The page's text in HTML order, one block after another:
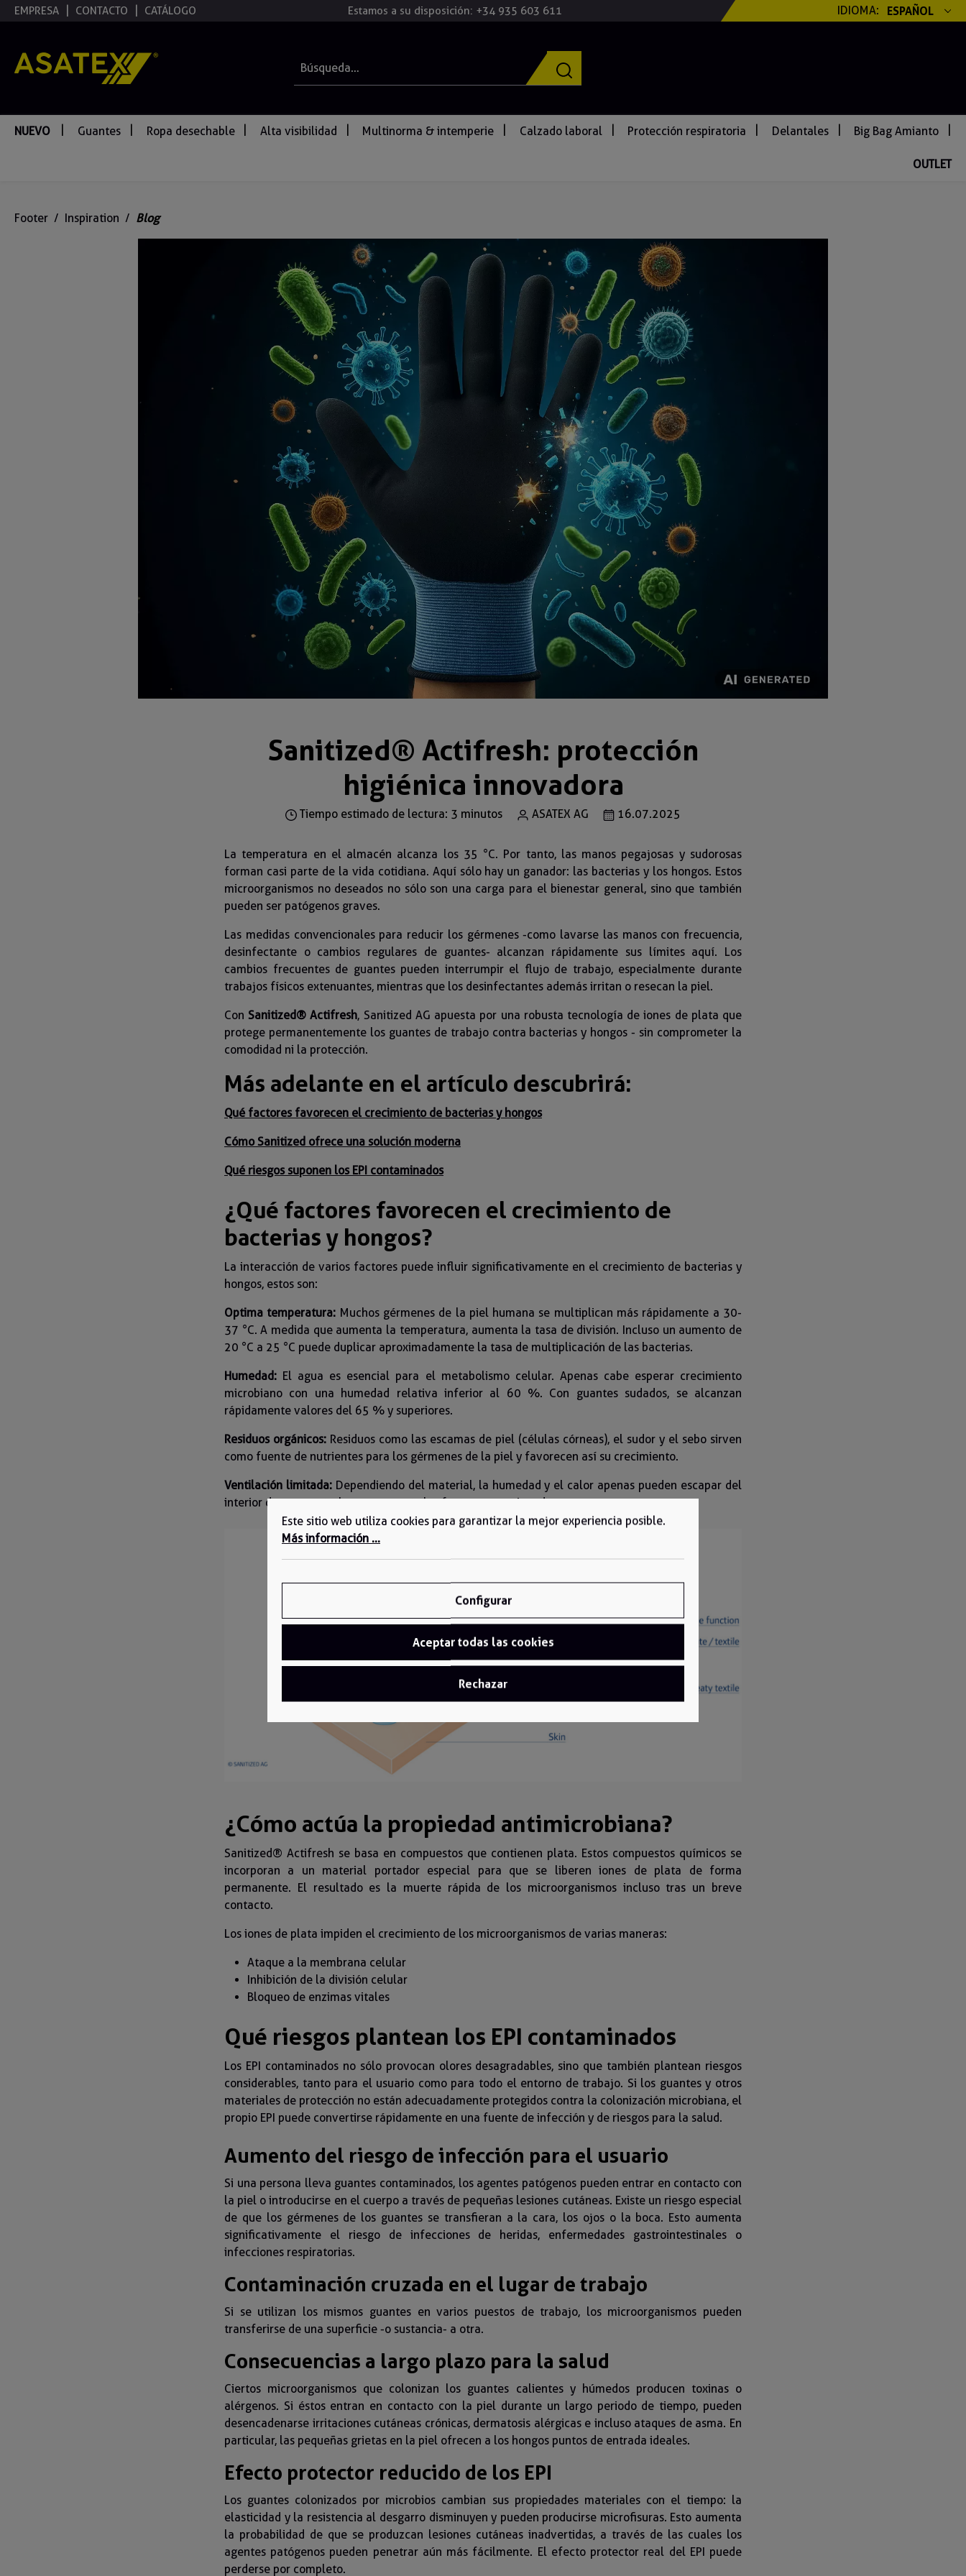
Saltar a la navegación principal
EMPRESA CONTACTO CATÁLOGO Estamos a su disposición: +34 935 603 611 IDIOMA: ESPAÑOL
NUEVO Guantes Ropa desechable Alta visibilidad Multinorma & intemperie Calzado laboral Protección respiratoria Delantales Big Bag Amianto
OUTLET
Footer / Inspiration / Blog
Sanitized® Actifresh: protección
higiénica innovadora
Tiempo estimado de lectura: 3 minutos ASATEX AG 16.07.2025
La temperatura en el almacén alcanza los 35 °C. Por tanto, las manos pegajosas y sudorosas
forman casi parte de la vida cotidiana. Aquí sólo hay un ganador: las bacterias y los hongos. Estos
microorganismos no deseados no sólo son una carga para el bienestar general, sino que también
pueden ser patógenos graves.
Las medidas convencionales para reducir los gérmenes -como lavarse las manos con frecuencia,
desinfectante o cambios regulares de guantes- alcanzan rápidamente sus límites aquí. Los
cambios frecuentes de guantes pueden interrumpir el flujo de trabajo, especialmente durante
trabajos físicos extenuantes, mientras que los desinfectantes además irritan o resecan la piel.
Con Sanitized® Actifresh, Sanitized AG apuesta por una robusta tecnología de iones de plata que
protege permanentemente los guantes de trabajo contra bacterias y hongos - sin comprometer la
comodidad ni la protección.
Más adelante en el artículo descubrirá:
Qué factores favorecen el crecimiento de bacterias y hongos
Cómo Sanitized ofrece una solución moderna
Qué riesgos suponen los EPI contaminados
¿Qué factores favorecen el crecimiento de
bacterias y hongos?
La interacción de varios factores puede influir significativamente en el crecimiento de bacterias y
hongos, estos son:
Optima temperatura: Muchos gérmenes de la piel humana se multiplican más rápidamente a 30-
37 °C. A medida que aumenta la temperatura, aumenta la tasa de división. Incluso un aumento de
20 °C a 25 °C puede duplicar aproximadamente la tasa de multiplicación de las bacterias.
Humedad: El agua es esencial para el metabolismo celular. Apenas cabe esperar crecimiento
microbiano con una humedad relativa inferior al 60 %. Con guantes sudados, se alcanzan
rápidamente valores del 65 % y superiores.
Residuos orgánicos: Residuos como las escamas de piel (células córneas), el sudor y el sebo sirven
como fuente de nutrientes para los gérmenes de la piel y favorecen así su crecimiento.
Ventilación limitada:Dependiendo del material, la humedad y el calor apenas pueden escapar del
interior de un guante, lo que aumenta los factores mencionados.
¿Cómo actúa la propiedad antimicrobiana?
Sanitized® Actifresh se basa en compuestos que contienen plata. Estos compuestos químicos se
incorporan a un material portador especial para que se liberen iones de plata de forma
permanente. El resultado es la muerte rápida de los microorganismos incluso tras un breve
contacto.
Los iones de plata impiden el crecimiento de los microorganismos de varias maneras:
Ataque a la membrana celular
Inhibición de la división celular
Bloqueo de enzimas vitales
Qué riesgos plantean los EPI contaminados
Los EPI contaminados no sólo provocan olores desagradables, sino que también plantean riesgos
considerables, tanto para el usuario como para todo el entorno de trabajo. Si los guantes y otros
materiales de protección no están adecuadamente protegidos contra la colonización microbiana, el
propio EPI puede convertirse rápidamente en una fuente de infección y de riesgos para la salud.
Aumento del riesgo de infección para el usuario
Si una persona lleva guantes contaminados, los agentes patógenos pueden entrar en contacto con
la piel o introducirse en el cuerpo a través de pequeñas lesiones cutáneas. Existe un riesgo especial
de que los gérmenes de los guantes se transfieran a la cara, los ojos o la boca. Esto aumenta
significativamente el riesgo de infecciones de heridas, enfermedades gastrointestinales o
infecciones respiratorias.
Contaminación cruzada en el lugar de trabajo
Si se utilizan los mismos guantes en varios puestos de trabajo, los microorganismos pueden
transferirse de una superficie -o sustancia- a otra.
Consecuencias a largo plazo para la salud
Ciertos microorganismos que colonizan los guantes calientes y húmedos producen toxinas o
alérgenos. Si éstos entran en contacto con la piel durante un largo periodo de tiempo, pueden
desencadenarse irritaciones cutáneas crónicas, dermatosis alérgicas e incluso ataques de asma. En
particular, las pequeñas grietas en la piel ofrecen a los hongos puntos de entrada ideales.
Efecto protector reducido de los EPI
Los guantes colonizados por microbios cambian sus propiedades materiales con el tiempo: la
elasticidad y la resistencia al desgarro disminuyen y pueden producirse microfisuras. Esto aumenta
la probabilidad de que se produzcan lesiones cutáneas inadvertidas, a través de las cuales los
agentes patógenos pueden penetrar aún más fácilmente. El efecto protector real del EPI puede
perderse por completo.
Este sitio web utiliza cookies para garantizar la mejor experiencia posible.
Más información ...
Configurar
Aceptar todas las cookies
Rechazar